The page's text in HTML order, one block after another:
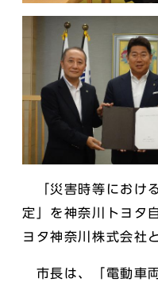
「災害時等におけ
定」を神奈川トヨタ
ヨタ神奈川株式会社
市長は、「電動車